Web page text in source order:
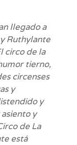
llegado a
Ruthylante
circo de la
tierno,
circenses
y
y
y
de La
está